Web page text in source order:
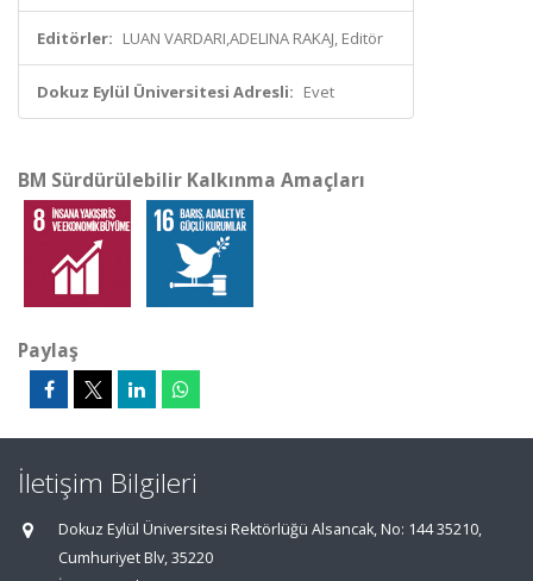
Editörler: LUAN VARDARI,ADELINA RAKAJ, Editör
Dokuz Eylül Üniversitesi Adresli: Evet
BM Sürdürülebilir Kalkınma Amaçları
Paylaş
İletişim Bilgileri
Dokuz Eylül Üniversitesi Rektörlüğü Alsancak, No: 144 35210,
Cumhuriyet Blv, 35220